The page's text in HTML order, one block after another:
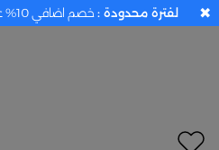
لفترة محدودة : خصم اضافي 10% علي اول اوردر ليك بكوبون ✖